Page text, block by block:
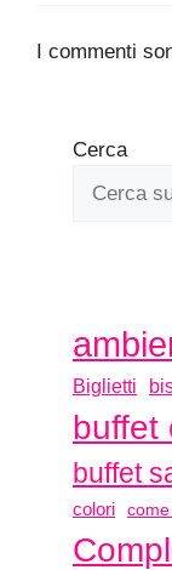
I commenti
Cerca
Biglietti
buffet
buffet
colori